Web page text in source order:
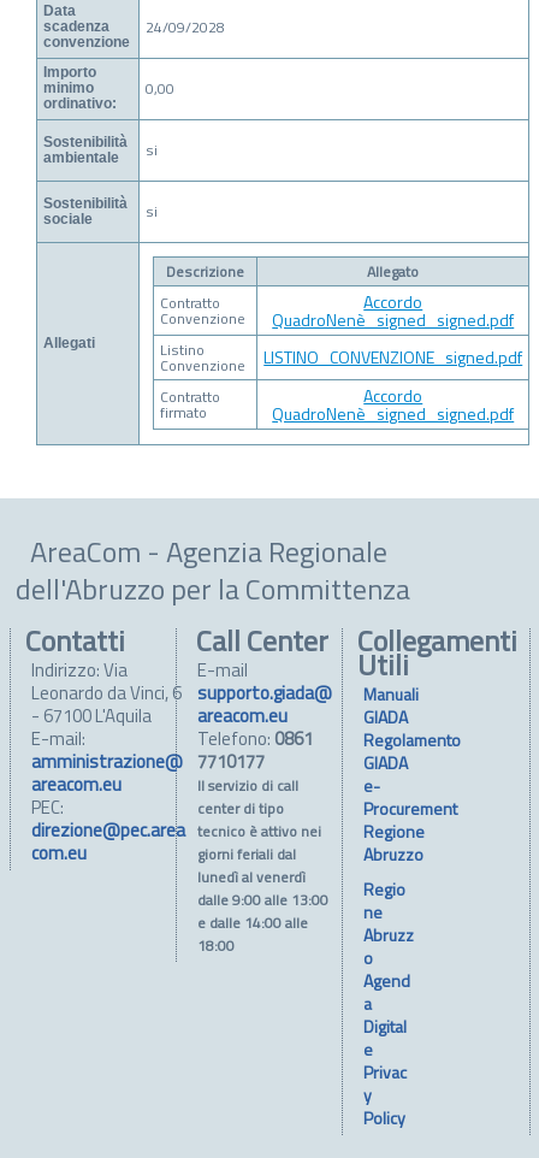
Data
scadenza
convenzione
24/09/2028
Importo
minimo
ordinativo:
0,00
Sostenibilità
ambientale
si
Sostenibilità
sociale
si
Allegati
Descrizione
Allegato
Contratto
Convenzione
Accordo
QuadroNenè_signed_signed.pdf
Listino
Convenzione LISTINO_CONVENZIONE_signed.pdf
Contratto
firmato
Accordo
QuadroNenè_signed_signed.pdf
AreaCom - Agenzia Regionale
dell'Abruzzo per la Committenza
Contatti
Indirizzo: Via
Leonardo da Vinci, 6
- 67100 L'Aquila
E-mail:
amministrazione@
areacom.eu
PEC:
direzione@pec.area
com.eu
Collegamenti
Utili
Manuali
GIADA
Regolamento
GIADA
e-
Procurement
Regione
Abruzzo
Regio
ne
Abruzz
o
Agend
a
Digital
e
Privac
y
Policy
Call Center
E-mail
supporto.giada@
areacom.eu
Telefono: 0861
7710177
Il servizio di call
center di tipo
tecnico è attivo nei
giorni feriali dal
lunedì al venerdì
dalle 9:00 alle 13:00
e dalle 14:00 alle
18:00